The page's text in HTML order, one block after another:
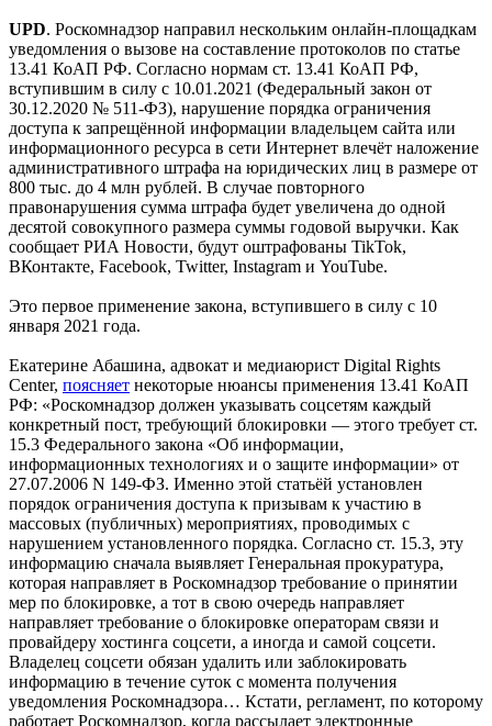
UPD. Роскомнадзор направил нескольким онлайн-площадкам
уведомления о вызове на составление протоколов по статье
13.41 КоАП РФ. Согласно нормам ст. 13.41 КоАП РФ,
вступившим в силу с 10.01.2021 (Федеральный закон от
30.12.2020 № 511-ФЗ), нарушение порядка ограничения
доступа к запрещённой информации владельцем сайта или
информационного ресурса в сети Интернет влечёт наложение
административного штрафа на юридических лиц в размере от
800 тыс. до 4 млн рублей. В случае повторного
правонарушения сумма штрафа будет увеличена до одной
десятой совокупного размера суммы годовой выручки. Как
сообщает РИА Новости, будут оштрафованы TikTok,
ВКонтакте, Facebook, Twitter, Instagram и YouTube.
Это первое применение закона, вступившего в силу с 10
января 2021 года.
Екатерине Абашина, адвокат и медиаюрист Digital Rights
Center, поясняет некоторые нюансы применения 13.41 КоАП
РФ: «Роскомнадзор должен указывать соцсетям каждый
конкретный пост, требующий блокировки — этого требует ст.
15.3 Федерального закона «Об информации,
информационных технологиях и о защите информации» от
27.07.2006 N 149-ФЗ. Именно этой статьёй установлен
порядок ограничения доступа к призывам к участию в
массовых (публичных) мероприятиях, проводимых с
нарушением установленного порядка. Согласно ст. 15.3, эту
информацию сначала выявляет Генеральная прокуратура,
которая направляет в Роскомнадзор требование о принятии
мер по блокировке, а тот в свою очередь направляет
направляет требование о блокировке операторам связи и
провайдеру хостинга соцсети, а иногда и самой соцсети.
Владелец соцсети обязан удалить или заблокировать
информацию в течение суток с момента получения
уведомления Роскомнадзора… Кстати, регламент, по которому
работает Роскомнадзор, когда рассылает электронные